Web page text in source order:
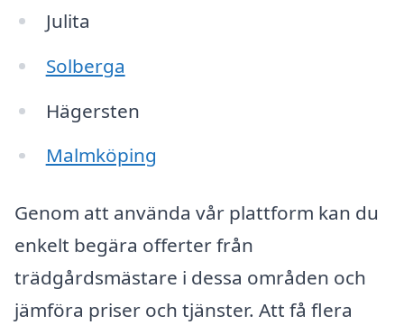
Julita
Solberga
Hägersten
Malmköping
Genom att använda vår plattform kan du
enkelt begära offerter från
trädgårdsmästare i dessa områden och
jämföra priser och tjänster. Att få flera